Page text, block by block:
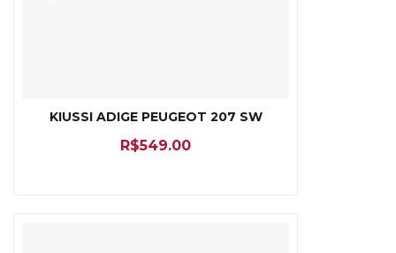
KIUSSI ADIGE PEUGEOT 207 SW
R$549.00